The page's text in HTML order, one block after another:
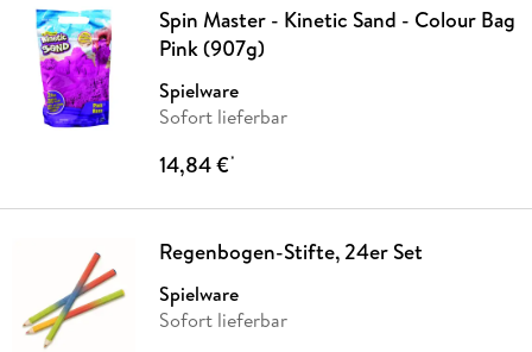
Spin Master - Kinetic Sand - Colour Bag
Pink (907g)
Spielware
Sofort lieferbar
14,84 €*
Regenbogen-Stifte, 24er Set
Spielware
Sofort lieferbar